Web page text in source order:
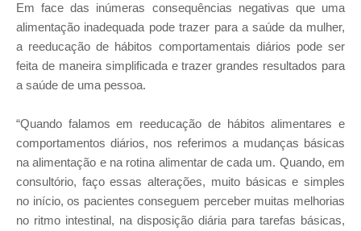
Em face das inúmeras consequências negativas que uma
alimentação inadequada pode trazer para a saúde da mulher,
a reeducação de hábitos comportamentais diários pode ser
feita de maneira simplificada e trazer grandes resultados para
a saúde de uma pessoa.
“Quando falamos em reeducação de hábitos alimentares e
comportamentos diários, nos referimos a mudanças básicas
na alimentação e na rotina alimentar de cada um. Quando, em
consultório, faço essas alterações, muito básicas e simples
no início, os pacientes conseguem perceber muitas melhorias
no ritmo intestinal, na disposição diária para tarefas básicas,